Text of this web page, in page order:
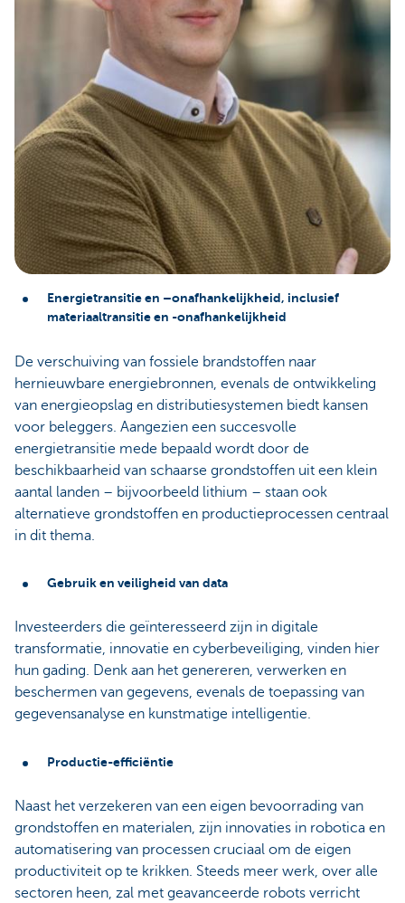
Energietransitie en –onafhankelijkheid, inclusief
materiaaltransitie en -onafhankelijkheid
De verschuiving van fossiele brandstoffen naar
hernieuwbare energiebronnen, evenals de ontwikkeling
van energieopslag en distributiesystemen biedt kansen
voor beleggers. Aangezien een succesvolle
energietransitie mede bepaald wordt door de
beschikbaarheid van schaarse grondstoffen uit een klein
aantal landen – bijvoorbeeld lithium – staan ook
alternatieve grondstoffen en productieprocessen centraal
in dit thema.
Gebruik en veiligheid van data
Investeerders die geïnteresseerd zijn in digitale
transformatie, innovatie en cyberbeveiliging, vinden hier
hun gading. Denk aan het genereren, verwerken en
beschermen van gegevens, evenals de toepassing van
gegevensanalyse en kunstmatige intelligentie.
Productie-efficiëntie
Naast het verzekeren van een eigen bevoorrading van
grondstoffen en materialen, zijn innovaties in robotica en
automatisering van processen cruciaal om de eigen
productiviteit op te krikken. Steeds meer werk, over alle
sectoren heen, zal met geavanceerde robots verricht